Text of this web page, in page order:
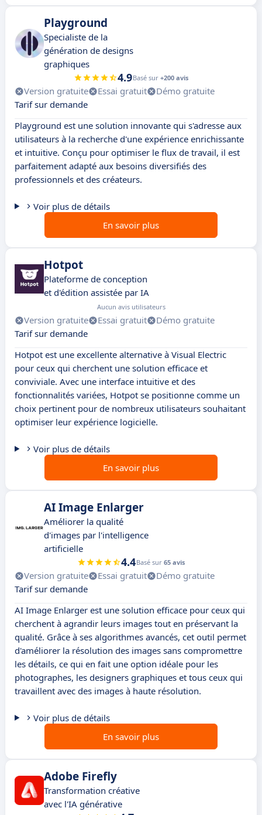
Playground
Specialiste de la
génération de designs
graphiques
4.9Basé sur +200 avis
Version gratuite Essai gratuit
Démo gratuite
Tarif sur demande
Playground est une solution innovante qui s'adresse aux
utilisateurs à la recherche d'une expérience enrichissante
et intuitive. Conçu pour optimiser le flux de travail, il est
parfaitement adapté aux besoins diversifiés des
professionnels et des créateurs.
Voir plus de détails
En savoir plus
Hotpot
Plateforme de conception
et d'édition assistée par IA
Aucun avis utilisateurs
Version gratuite Essai gratuit
Démo gratuite
Tarif sur demande
Hotpot est une excellente alternative à Visual Electric
pour ceux qui cherchent une solution efficace et
conviviale. Avec une interface intuitive et des
fonctionnalités variées, Hotpot se positionne comme un
choix pertinent pour de nombreux utilisateurs souhaitant
optimiser leur expérience logicielle.
Voir plus de détails
En savoir plus
AI Image Enlarger
Améliorer la qualité
d'images par l'intelligence
artificielle
4.4Basé sur 65 avis
Version gratuite Essai gratuit
Démo gratuite
Tarif sur demande
AI Image Enlarger est une solution efficace pour ceux qui
cherchent à agrandir leurs images tout en préservant la
qualité. Grâce à ses algorithmes avancés, cet outil permet
d'améliorer la résolution des images sans compromettre
les détails, ce qui en fait une option idéale pour les
photographes, les designers graphiques et tous ceux qui
travaillent avec des images à haute résolution.
Voir plus de détails
En savoir plus
Adobe Firefly
Transformation créative
avec l'IA générative